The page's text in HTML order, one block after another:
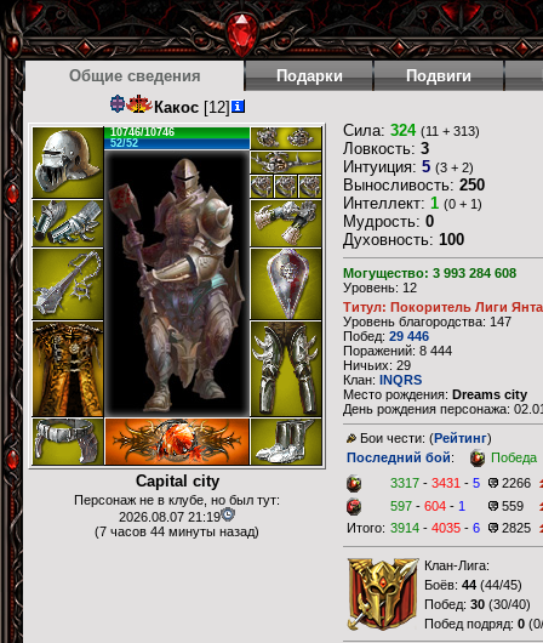
Общие сведения Подарки Подвиги
Какос[12]
10746/10746
52/52
Capital city
Персонаж не в клубе, но был тут:
2026.08.07 21:19
(7 часов 44 минуты назад)
Сила: 324 (11 + 313)
Ловкость: 3
Интуиция: 5 (3 + 2)
Выносливость: 250
Интеллект: 1 (0 + 1)
Мудрость: 0
Духовность: 100
Могущество: 3 993 284 608
Уровень: 12
Титул: Покоритель Лиги
Уровень благородства: 147
Побед: 29 446
Поражений: 8 444
Ничьих: 29
Клан:
INQRS
Место рождения: Dreams city
День рождения персонажа:
Бои чести: (Рейтинг)
Последний бой:
Победа
3317 - 3431 - 5
2266
597 - 604 - 1
559
Итого: 3914 - 4035 - 6 2825
Клан-Лига:
Боёв: 44 (44/45)
Побед: 30 (30/40)
Побед подряд: 0 (